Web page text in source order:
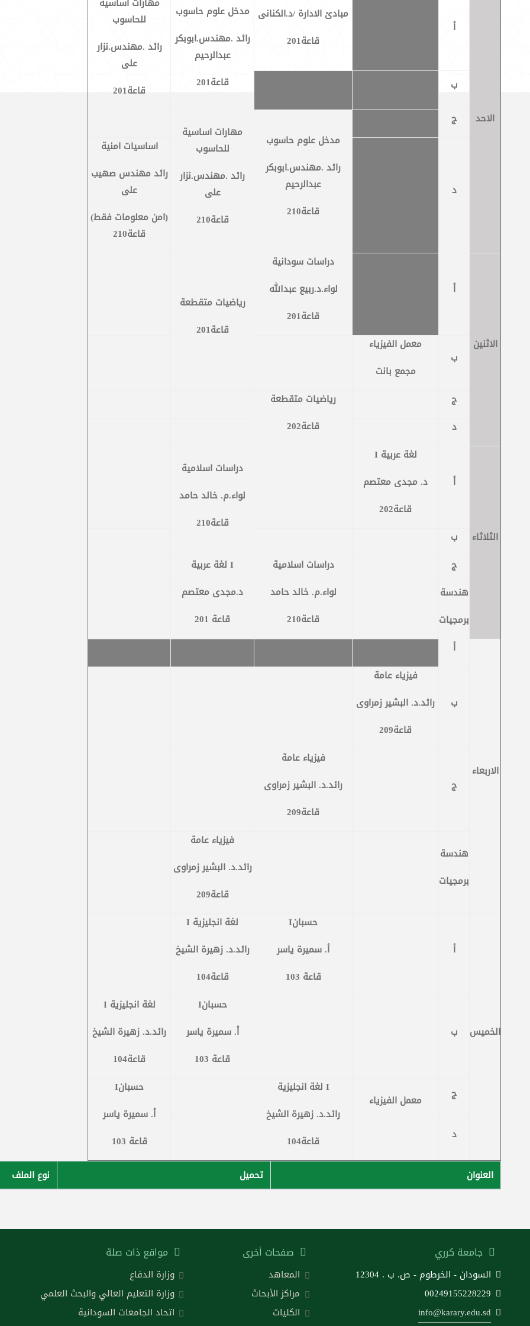
الاحد
أ
مبادئ الادارة /د.الكنانى
قاعة201
مدخل علوم حاسوب
رائد .مهندس.ابوبكر
عبدالرحيم
قاعة201
للحاسوب
رائد .مهندس.نزار
على
قاعة201
ب
ج
مدخل علوم حاسوب
رائد .مهندس.ابوبكر
عبدالرحيم
قاعة210
مهارات اساسية
للحاسوب
رائد .مهندس.نزار
على
قاعة210
د
اساسيات امنية
رائد مهندس صهيب
على
(امن معلومات فقط)
قاعة210
الاثنين
أ
دراسات سودانية
لواء.د.ربيع عبدالله
قاعة201
رياضيات متقطعة
قاعة201
ب
معمل الفيزياء
مجمع بانت
ج
رياضيات متقطعة
قاعة202
د
الثلاثاء
أ
لغة عربيةI
د. مجدى معتصم
قاعة202
دراسات اسلامية
لواء.م. خالد حامد
قاعة210
ب
ج
دراسات اسلامية
لواء.م. خالد حامد
قاعة210
لغة عربيةI
د.مجدى معتصم
قاعة 201
هندسة
برمجيات
الاربعاء
أ
ب
فيزياء عامة
رائد.د. البشير زمراوى
قاعة209
ج
فيزياء عامة
رائد.د. البشير زمراوى
قاعة209
هندسة
برمجيات
فيزياء عامة
رائد.د. البشير زمراوى
قاعة209
الخميس
أ
Iحسبان
أ. سميرة ياسر
قاعة 103
لغة انجليزية I
رائد.د. زهيرة الشيخ
قاعة104
ب
Iحسبان
أ. سميرة ياسر
قاعة 103
لغة انجليزيةI
رائد.د. زهيرة الشيخ
قاعة104
ج معمل الفيزياء
I
رائد.د. زهيرة الشيخ
قاعة104
Iحسبان
أ. سميرة ياسر
قاعة 103
د
العنوان تحميل نوع الملف
جامعة كرري
السودان - الخرطوم - ص. ب . 12304
00249155228229
info@karary.edu.sd
صفحات أخرى
المعاهد
مراكز الأبحاث
الكليات
مواقع ذات صلة
وزارة الدفاع
وزارة التعليم العالي والبحث العلمي
اتحاد الجامعات السودانية